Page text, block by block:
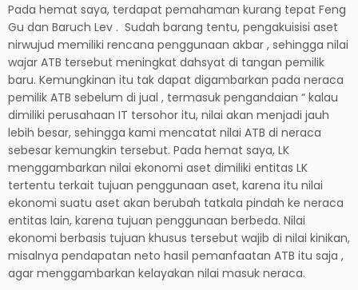
Pada hemat saya, terdapat pemahaman kurang tepat Feng
Gu dan Baruch Lev . Sudah barang tentu, pengakuisisi aset
nirwujud memiliki rencana penggunaan akbar , sehingga nilai
wajar ATB tersebut meningkat dahsyat di tangan pemilik
baru. Kemungkinan itu tak dapat digambarkan pada neraca
pemilik ATB sebelum di jual , termasuk pengandaian “ kalau
dimiliki perusahaan IT tersohor itu, nilai akan menjadi jauh
lebih besar, sehingga kami mencatat nilai ATB di neraca
sebesar kemungkin tersebut. Pada hemat saya, LK
menggambarkan nilai ekonomi aset dimiliki entitas LK
tertentu terkait tujuan penggunaan aset, karena itu nilai
ekonomi suatu aset akan berubah tatkala pindah ke neraca
entitas lain, karena tujuan penggunaan berbeda. Nilai
ekonomi berbasis tujuan khusus tersebut wajib di nilai kinikan,
misalnya pendapatan neto hasil pemanfaatan ATB itu saja ,
agar menggambarkan kelayakan nilai masuk neraca.